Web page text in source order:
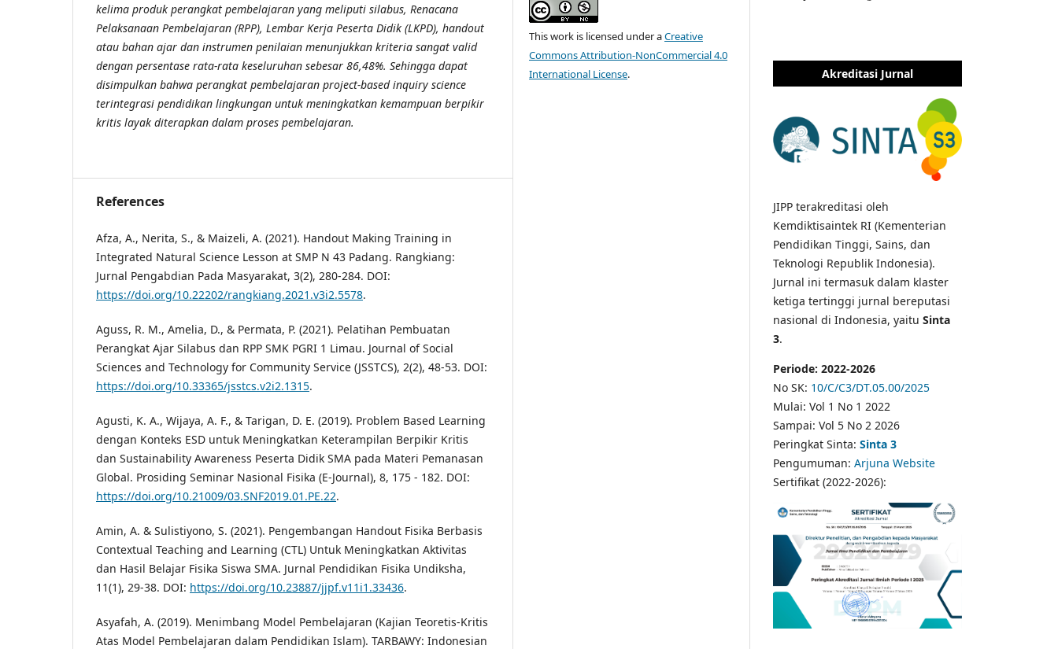
kelima produk perangkat pembelajaran yang meliputi silabus, Renacana
Pelaksanaan Pembelajaran (RPP), Lembar Kerja Peserta Didik (LKPD), handout
atau bahan ajar dan instrumen penilaian menunjukkan kriteria sangat valid
dengan persentase rata-rata keseluruhan sebesar 86,48%. Sehingga dapat
disimpulkan bahwa perangkat pembelajaran project-based inquiry science
terintegrasi pendidikan lingkungan untuk meningkatkan kemampuan berpikir
kritis layak diterapkan dalam proses pembelajaran.
References
Afza, A., Nerita, S., & Maizeli, A. (2021). Handout Making Training in
Integrated Natural Science Lesson at SMP N 43 Padang. Rangkiang:
Jurnal Pengabdian Pada Masyarakat, 3(2), 280-284. DOI:
https://doi.org/10.22202/rangkiang.2021.v3i2.5578.
Aguss, R. M., Amelia, D., & Permata, P. (2021). Pelatihan Pembuatan
Perangkat Ajar Silabus dan RPP SMK PGRI 1 Limau. Journal of Social
Sciences and Technology for Community Service (JSSTCS), 2(2), 48-53. DOI:
https://doi.org/10.33365/jsstcs.v2i2.1315.
Agusti, K. A., Wijaya, A. F., & Tarigan, D. E. (2019). Problem Based Learning
dengan Konteks ESD untuk Meningkatkan Keterampilan Berpikir Kritis
dan Sustainability Awareness Peserta Didik SMA pada Materi Pemanasan
Global. Prosiding Seminar Nasional Fisika (E-Journal), 8, 175 - 182. DOI:
https://doi.org/10.21009/03.SNF2019.01.PE.22.
Amin, A. & Sulistiyono, S. (2021). Pengembangan Handout Fisika Berbasis
Contextual Teaching and Learning (CTL) Untuk Meningkatkan Aktivitas
dan Hasil Belajar Fisika Siswa SMA. Jurnal Pendidikan Fisika Undiksha,
11(1), 29-38. DOI: https://doi.org/10.23887/jjpf.v11i1.33436.
Asyafah, A. (2019). Menimbang Model Pembelajaran (Kajian Teoretis-Kritis
Atas Model Pembelajaran dalam Pendidikan Islam). TARBAWY: Indonesian
This work is licensed under aCreative
Commons Attribution-NonCommercial 4.0
International License. Akreditasi Jurnal
JIPP terakreditasi oleh
Kemdiktisaintek RI (Kementerian
Pendidikan Tinggi, Sains, dan
Teknologi Republik Indonesia).
Jurnal ini termasuk dalam klaster
ketiga tertinggi jurnal bereputasi
nasional di Indonesia, yaitu Sinta
3.
Periode: 2022-2026
No SK: 10/C/C3/DT.05.00/2025
Mulai: Vol 1 No 1 2022
Sampai: Vol 5 No 2 2026
Peringkat Sinta: Sinta 3
Pengumuman: Arjuna Website
Sertifikat (2022-2026):